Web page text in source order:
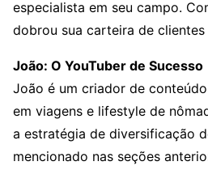
especialista em seu campo.
dobrou sua carteira de clientes
João: O YouTuber de Sucesso
João é um criador de
em viagens e lifestyle de
a estratégia de diversificação
mencionado nas seções